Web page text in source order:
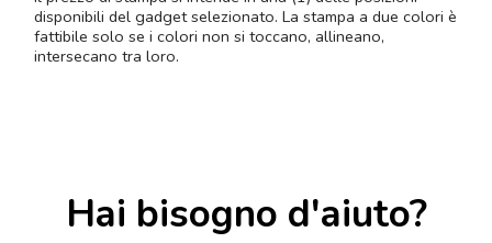
disponibili del gadget selezionato. La stampa a due colori è
fattibile solo se i colori non si toccano, allineano,
intersecano tra loro.
Hai bisogno d'aiuto?